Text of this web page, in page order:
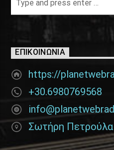
ΕΠΙΚΟΙΝΩΝΊΑ
https://
+30.6980769568
Σωτήρη